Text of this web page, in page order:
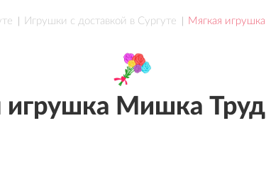
Игрушки с доставкой в Сургуте Мягкая
игрушка Мишка